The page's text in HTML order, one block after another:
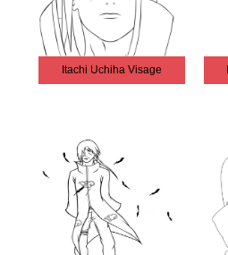
Itachi Uchiha Visage